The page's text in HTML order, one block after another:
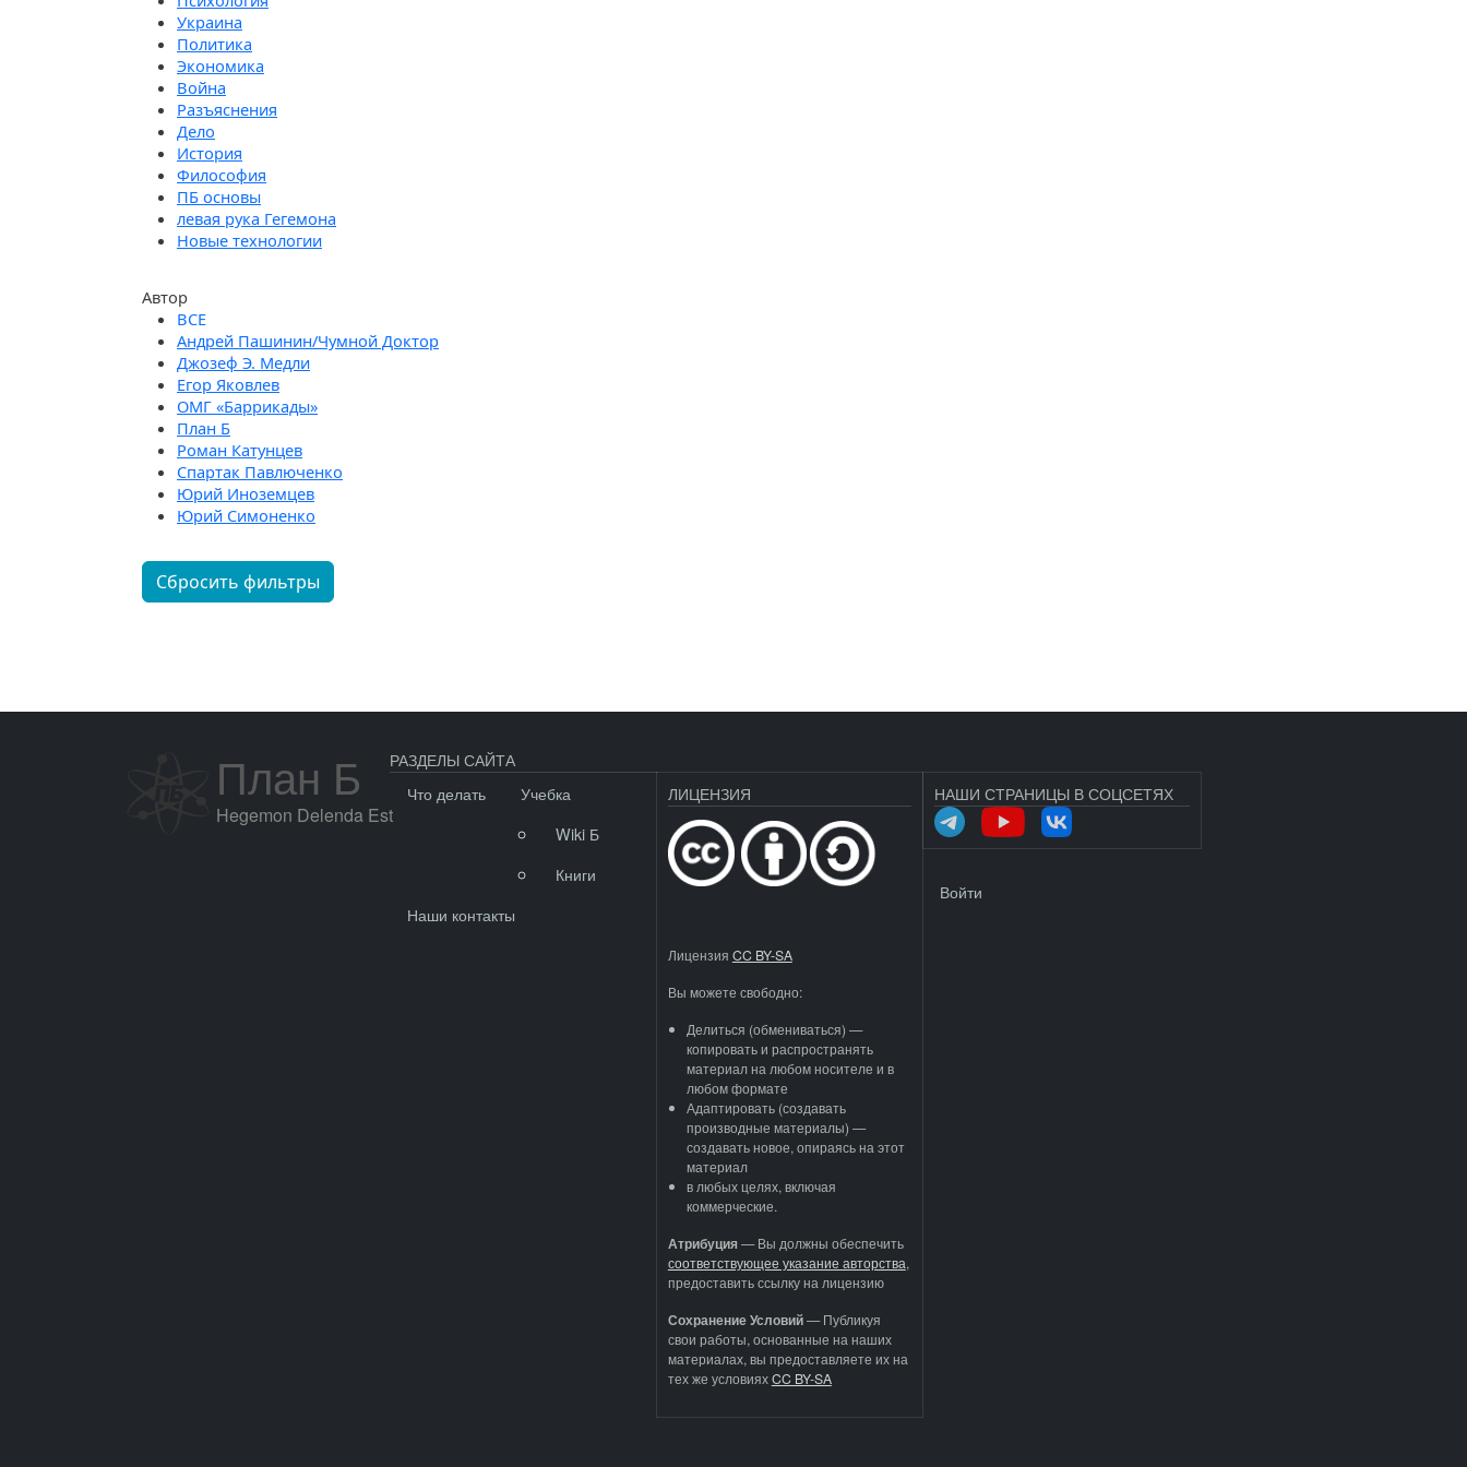
Украина
Политика
Экономика
Война
Разъяснения
Дело
История
Философия
ПБ основы
левая рука Гегемона
Новые технологии
Автор
Андрей Пашинин/Чумной Доктор
Джозеф Э. Медли
Егор Яковлев
ОМГ «Баррикады»
План Б
Роман Катунцев
Спартак Павлюченко
Юрий Иноземцев
Юрий Симоненко
Сбросить фильтры
План Б
Hegemon Delenda Est
РАЗДЕЛЫ САЙТА
Что делать
Учебка
Wiki Б
Книги
Наши контакты
ЛИЦЕНЗИЯ
Лицензия CC BY-SA
Вы можете свободно:
Делиться (обмениваться) —
копировать и распространять
материал на любом носителе и в
любом формате
Адаптировать (создавать
производные материалы) —
создавать новое, опираясь на этот
материал
в любых целях, включая
коммерческие.
Атрибуция—Вы должны обеспечить
соответствующее указание авторства,
предоставить ссылку на лицензию
Сохранение Условий— Публикуя
свои работы, основанные на наших
материалах, вы предоставляете их на
тех же условияхCC BY-SA
НАШИ СТРАНИЦЫ В СОЦСЕТЯХ
Войти